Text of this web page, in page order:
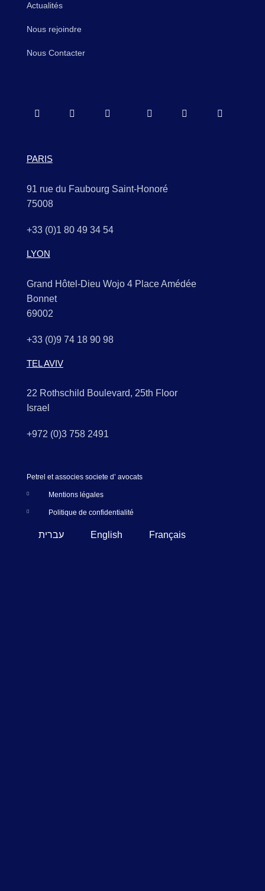
Actualités
Nous rejoindre
Nous Contacter
PARIS
91 rue du Faubourg Saint-Honoré
75008
+33 (0)1 80 49 34 54
LYON
Grand Hôtel-Dieu Wojo 4 Place Amédée
Bonnet
69002
+33 (0)9 74 18 90 98
TEL AVIV
22 Rothschild Boulevard, 25th Floor
Israel
+972 (0)3 758 2491
Petrel et associes societe d’ avocats
Mentions légales
Politique de confidentialité
עברית English Français